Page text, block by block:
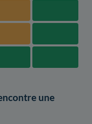
une